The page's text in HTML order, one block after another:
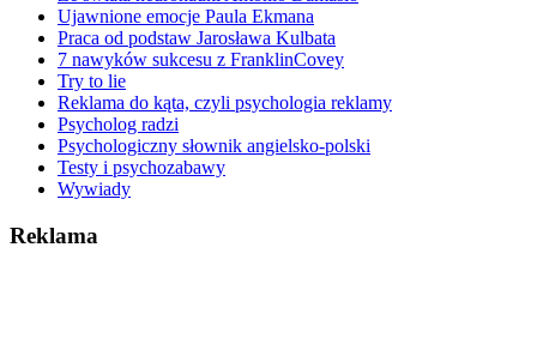
Ujawnione emocje Paula Ekmana
Praca od podstaw Jarosława Kulbata
7 nawyków sukcesu z FranklinCovey
Try to lie
Reklama do kąta, czyli psychologia reklamy
Psycholog radzi
Psychologiczny słownik angielsko-polski
Testy i psychozabawy
Wywiady
Reklama